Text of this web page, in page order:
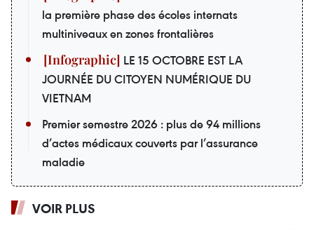
la première phase des écoles internats
multiniveaux en zones frontalières
LE 15 OCTOBRE EST LA
JOURNÉE DU CITOYEN NUMÉRIQUE DU
VIETNAM
Premier semestre 2026 : plus de 94 millions
d’actes médicaux couverts par l’assurance
maladie
VOIR PLUS